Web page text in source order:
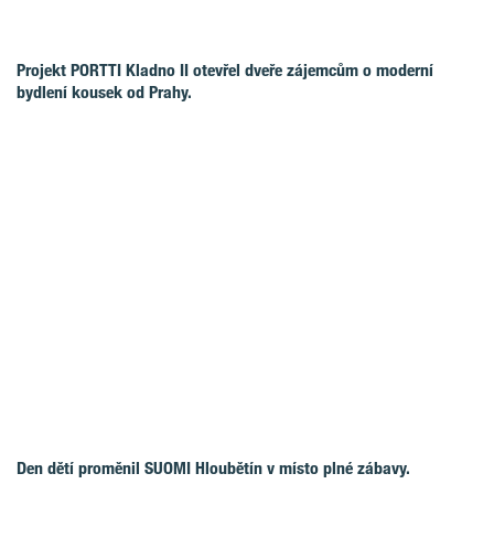
Projekt PORTTI Kladno II otevřel dveře zájemcům o moderní
bydlení kousek od Prahy.
Den dětí proměnil SUOMI Hloubětín v místo plné zábavy.